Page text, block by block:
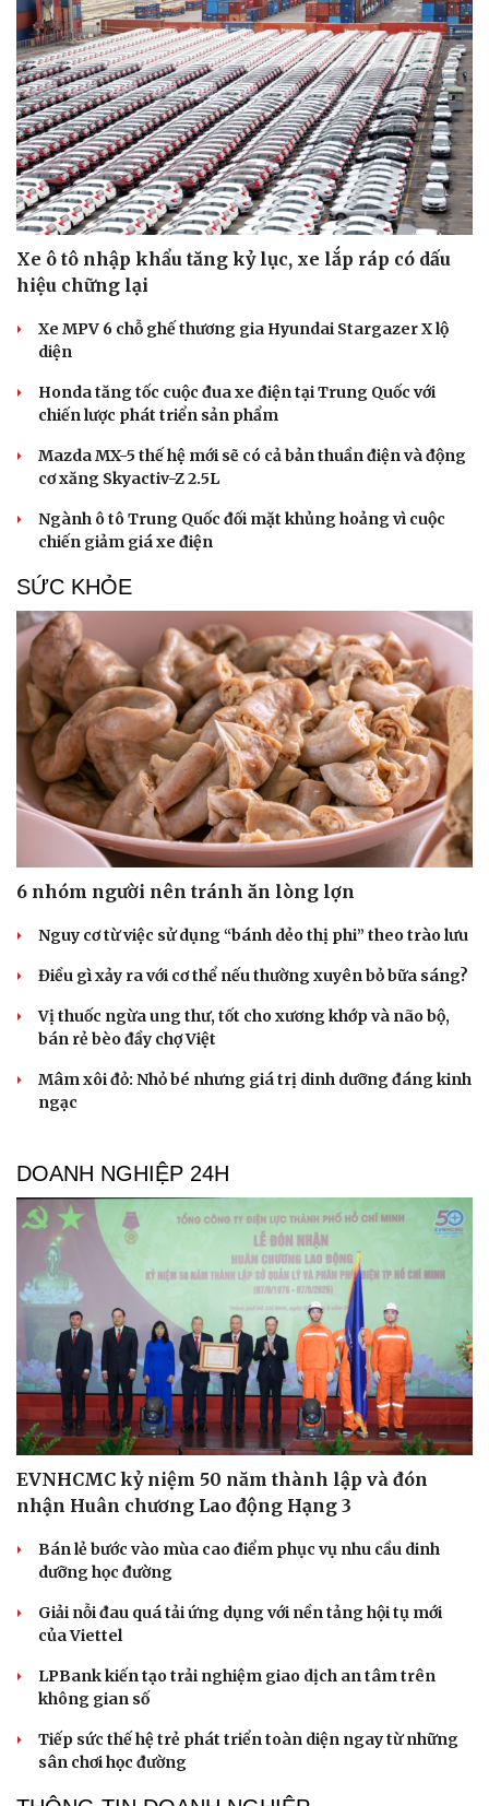
Văn hóa
Sân khấu - Điện ảnh
Văn học
Âm nhạc
Di sản
Giải trí
Nghệ sĩ
Thời trang
Sao Việt
Du lịch
Tư vấn
check-in
Podcast
Câu chuyện thời sự
Đọc truyện đêm khuya
Cửa sổ tình yêu
Kể chuyện cho bé
Hạt giống tâm hồn
Xe ô tô nhập khẩu tăng kỷ lục, xe lắp ráp có dấu
hiệu chững lại
Xe MPV 6 chỗ ghế thương gia Hyundai Stargazer X lộ
diện
Honda tăng tốc cuộc đua xe điện tại Trung Quốc với
chiến lược phát triển sản phẩm
Mazda MX-5 thế hệ mới sẽ có cả bản thuần điện và động
cơ xăng Skyactiv-Z 2.5L
Ngành ô tô Trung Quốc đối mặt khủng hoảng vì cuộc
chiến giảm giá xe điện
SỨC KHỎE
6 nhóm người nên tránh ăn lòng lợn
Nguy cơ từ việc sử dụng “bánh dẻo thị phi” theo trào lưu
Điều gì xảy ra với cơ thể nếu thường xuyên bỏ bữa sáng?
Vị thuốc ngừa ung thư, tốt cho xương khớp và não bộ,
bán rẻ bèo đầy chợ Việt
Mâm xôi đỏ: Nhỏ bé nhưng giá trị dinh dưỡng đáng kinh
ngạc
DOANH NGHIỆP 24H
EVNHCMC kỷ niệm 50 năm thành lập và đón
nhận Huân chương Lao động Hạng 3
Bán lẻ bước vào mùa cao điểm phục vụ nhu cầu dinh
dưỡng học đường
Giải nỗi đau quá tải ứng dụng với nền tảng hội tụ mới
của Viettel
LPBank kiến tạo trải nghiệm giao dịch an tâm trên
không gian số
Tiếp sức thế hệ trẻ phát triển toàn diện ngay từ những
sân chơi học đường